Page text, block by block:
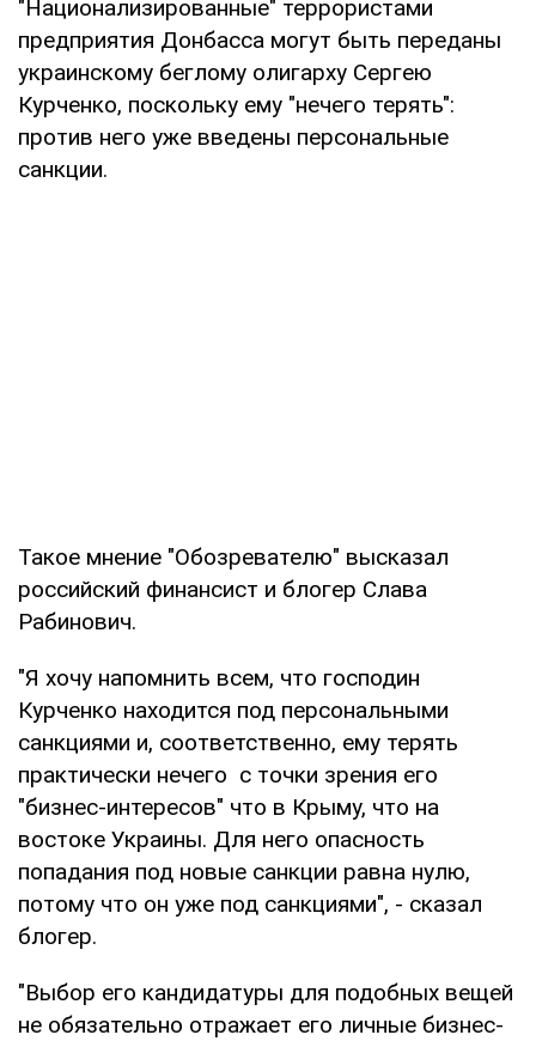
"Национализированные" террористами
предприятия Донбасса могут быть переданы
украинскому беглому олигарху Сергею
Курченко, поскольку ему "нечего терять":
против него уже введены персональные
санкции.
Такое мнение "Обозревателю" высказал
российский финансист и блогер Слава
Рабинович.
"Я хочу напомнить всем, что господин
Курченко находится под персональными
санкциями и, соответственно, ему терять
практически нечего с точки зрения его
"бизнес-интересов" что в Крыму, что на
востоке Украины. Для него опасность
попадания под новые санкции равна нулю,
потому что он уже под санкциями", - сказал
блогер.
"Выбор его кандидатуры для подобных вещей
не обязательно отражает его личные бизнес-